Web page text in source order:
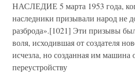
НАСЛЕДИЕ 5 марта 1953 года,
наследники призывали народ не
разброда».[1021] Эти призывы
воля, исходившая от создателя
исчезла, но созданная им машина
переустройству